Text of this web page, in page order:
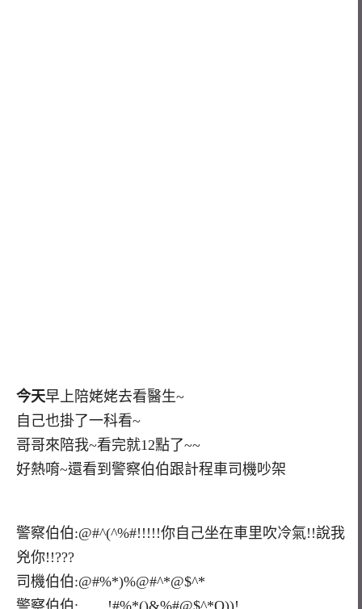
今天早上陪姥姥去看醫生~
自己也掛了一科看~
哥哥來陪我~看完就12點了~~
好熱唷~還看到警察伯伯跟計程車司機吵架
警察伯伯:@#^(^%#!!!!!你自己坐在車里吹冷氣!!說我
兇你!!???
司機伯伯:@#%*)%@#^*@$^*